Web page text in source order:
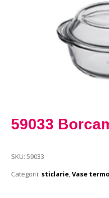
59033
SKU:59033
Categorii: sticlarie,Vase